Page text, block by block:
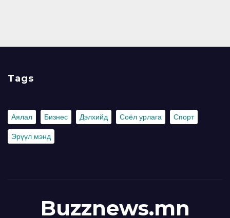
Tags
Аялал Бизнес Дэлхийд Соёл урлага Спорт
Эрүүл мэнд
Buzznews.mn